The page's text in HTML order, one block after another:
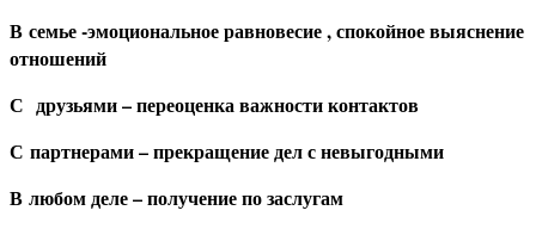
В семье -эмоциональное равновесие , спокойное выяснение
отношений
С друзьями – переоценка важности контактов
С партнерами – прекращение дел с невыгодными
В любом деле – получение по заслугам